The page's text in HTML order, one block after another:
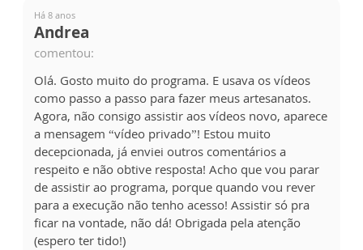
Há 8 anos
Andrea
comentou:
Olá. Gosto muito do programa. E usava os vídeos
como passo a passo para fazer meus artesanatos.
Agora, não consigo assistir aos vídeos novo, aparece
a mensagem “vídeo privado”! Estou muito
decepcionada, já enviei outros comentários a
respeito e não obtive resposta! Acho que vou parar
de assistir ao programa, porque quando vou rever
para a execução não tenho acesso! Assistir só pra
ficar na vontade, não dá! Obrigada pela atenção
(espero ter tido!)